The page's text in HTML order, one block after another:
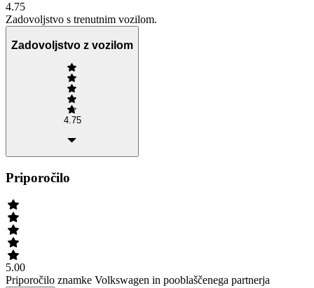
4.75
Zadovoljstvo s trenutnim vozilom.
Zadovoljstvo z vozilom
4.75
Priporočilo
5.00
Priporočilo znamke Volkswagen in pooblaščenega partnerja